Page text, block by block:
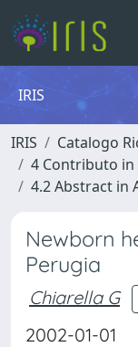
IRIS
IRIS
Catalogo
4 Contributo in
4.2 Abstract in
Newborn
Perugia
Chiarella G
2002-01-01